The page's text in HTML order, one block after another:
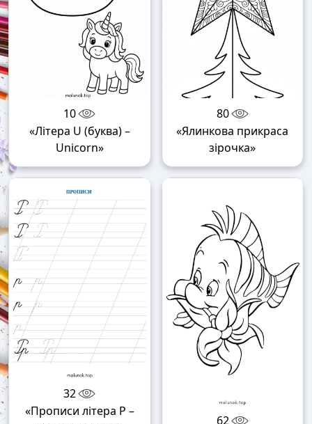
10
«Літера U (буква) –
Unicorn»
80
«Ялинкова прикраса
зірочка»
32
«Прописи літера Р –
62